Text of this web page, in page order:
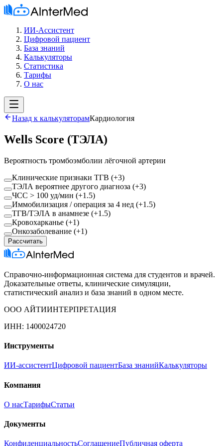
ИИ-Ассистент
Цифровой пациент
База знаний
Калькуляторы
Статистика
Тарифы
О нас
Назад к калькуляторамКардиология
Wells Score (ТЭЛА)
Вероятность тромбоэмболии лёгочной артерии
Клинические признаки ТГВ (+3)
ТЭЛА вероятнее другого диагноза (+3)
ЧСС > 100 уд/мин (+1.5)
Иммобилизация / операция за 4 нед (+1.5)
ТГВ/ТЭЛА в анамнезе (+1.5)
Кровохарканье (+1)
Онкозаболевание (+1)
Рассчитать
Справочно-информационная система для студентов и врачей.
Доказательные ответы, клинические симуляции,
статистический анализ и база знаний в одном месте.
ООО АЙТИИНТЕРПРЕТАЦИЯ
ИНН: 1400024720
Инструменты
ИИ-ассистентЦифровой пациентБаза знанийКалькуляторы
Компания
О насТарифыСтатьи
Документы
КонфиденциальностьСоглашениеПубличная оферта